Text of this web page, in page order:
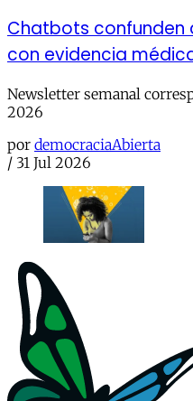
Chatbots
con evidencia
Newsletter semanal
2026
por democraciaAbierta
/ 31 Jul 2026